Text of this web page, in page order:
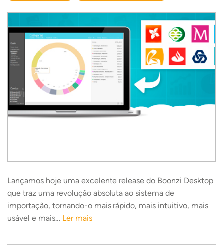
Lançamos hoje uma excelente release do Boonzi Desktop
que traz uma revolução absoluta ao sistema de
importação, tornando-o mais rápido, mais intuitivo, mais
usável e mais… Ler mais